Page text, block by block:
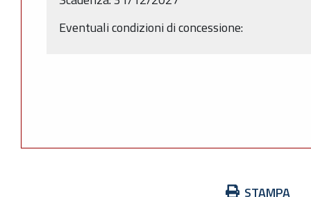
Eventuali condizioni di concessione:
STAMPA